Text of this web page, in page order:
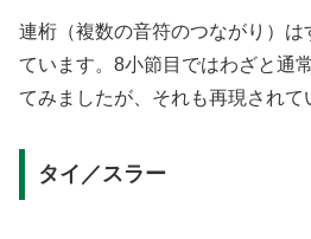
連桁（複数の音符のつながり）
ています。8小節目ではわざと通
てみましたが、それも再現されて
タイ／スラー